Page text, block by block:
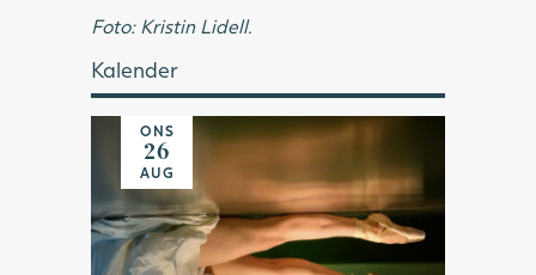
Foto: Kristin Lidell.
Kalender
ONS
26
AUG